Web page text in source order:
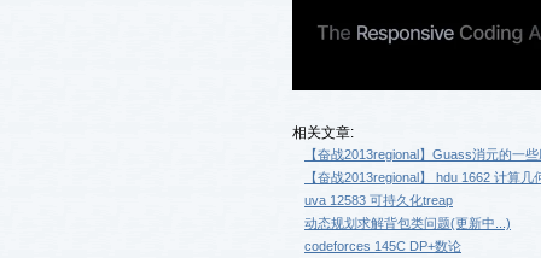
相关文章:
【奋战2013regional】Guass消元的一
【奋战2013regional】 hdu 1662 计算几
uva 12583 可持久化treap
动态规划求解背包类问题(更新中...)
codeforces 145C DP+数论